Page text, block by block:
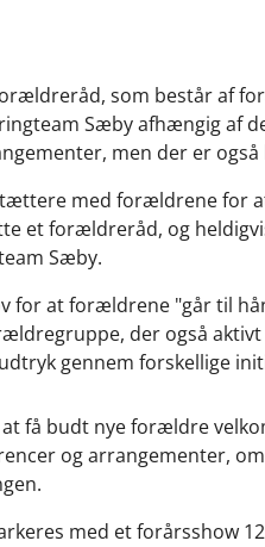
som består af
Sæby afhængig af
men der er
med forældrene for
et forældreråd, og
Sæby.
for at forældrene "går til
der også
gennem forskellige
få budt nye forældre
og arrangementer,
med et forårsshow